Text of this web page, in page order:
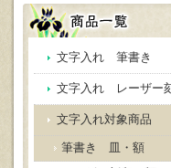
文字入れ 筆書き
文字入れ レーザー
文字入れ対象商品
筆書き 皿・額